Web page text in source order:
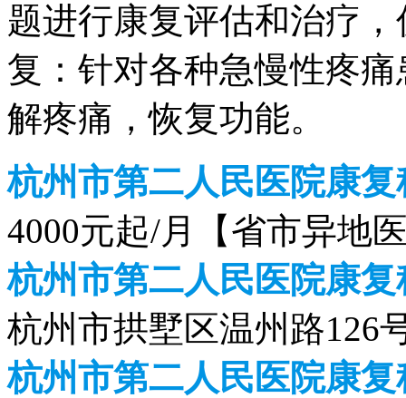
题进行康复评估和治疗
复：针对各种急慢性疼
解疼痛，恢复功能。
杭州市第二人民医院康
4000元起/月【省市异地
杭州市第二人民医院康
杭州市拱墅区温州路126
杭州市第二人民医院康